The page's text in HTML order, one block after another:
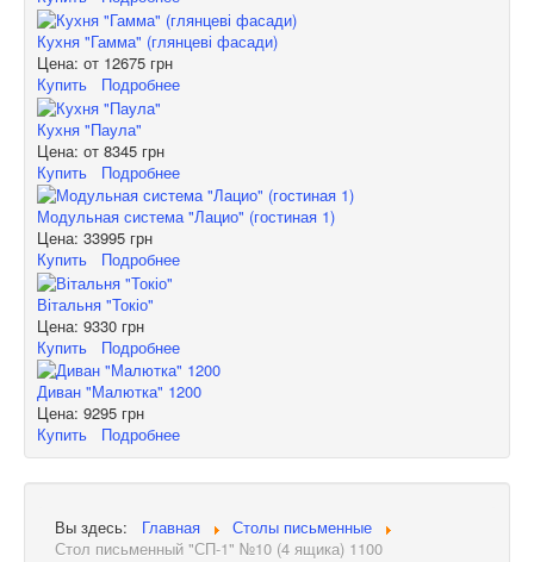
Кухня "Гамма" (глянцеві фасади)
Цена: от 12675 грн
Купить
Подробнее
Кухня "Паула"
Цена: от 8345 грн
Купить
Подробнее
Модульная система "Лацио" (гостиная 1)
Цена: 33995 грн
Купить
Подробнее
Вітальня "Токіо"
Цена: 9330 грн
Купить
Подробнее
Диван "Малютка" 1200
Цена: 9295 грн
Купить
Подробнее
Вы здесь: Главная
Столы письменные
Стол письменный "СП-1" №10 (4 ящика) 1100